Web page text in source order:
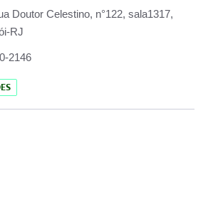
Doutor Celestino, n°122, sala1317,
RJ
2146